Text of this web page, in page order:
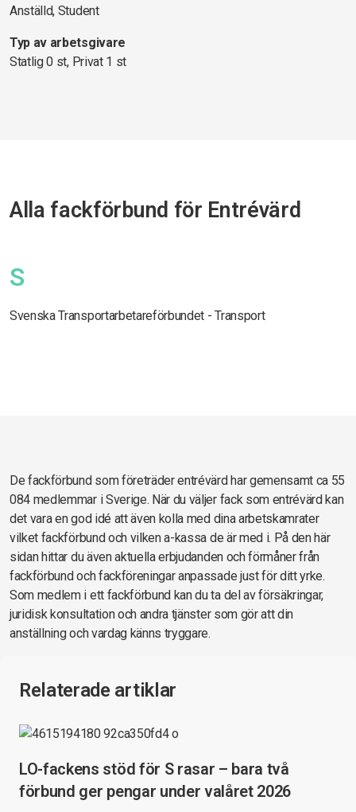
Anställd, Student
Typ av arbetsgivare
Statlig 0 st, Privat 1 st
Alla fackförbund för Entrévärd
S
Svenska Transportarbetareförbundet - Transport
De fackförbund som företräder entrévärd har gemensamt ca 55
084 medlemmar i Sverige. När du väljer fack som entrévärd kan
det vara en god idé att även kolla med dina arbetskamrater
vilket fackförbund och vilken a-kassa de är med i. På den här
sidan hittar du även aktuella erbjudanden och förmåner från
fackförbund och fackföreningar anpassade just för ditt yrke.
Som medlem i ett fackförbund kan du ta del av försäkringar,
juridisk konsultation och andra tjänster som gör att din
anställning och vardag känns tryggare.
Relaterade artiklar
LO-fackens stöd för S rasar – bara två
förbund ger pengar under valåret 2026